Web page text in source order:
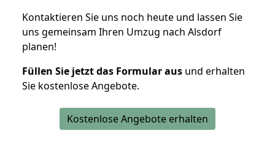
Kontaktieren Sie uns noch heute und lassen Sie
uns gemeinsam Ihren Umzug nach Alsdorf
planen!
Füllen Sie jetzt das Formular aus und erhalten
Sie kostenlose Angebote.
Kostenlose Angebote erhalten